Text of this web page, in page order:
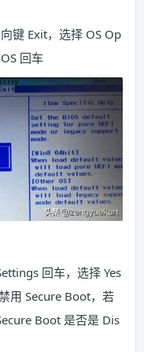
键 Exit，选择 OS Op
回车
回车，选择 Yes
用 Secure Boot，若
Boot 是否是 Dis